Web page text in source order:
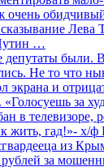
очень
Лева
…
депутаты были.
Не то что
экрана и
за
в телевизоре,
жить, гад!»- х/
из
за